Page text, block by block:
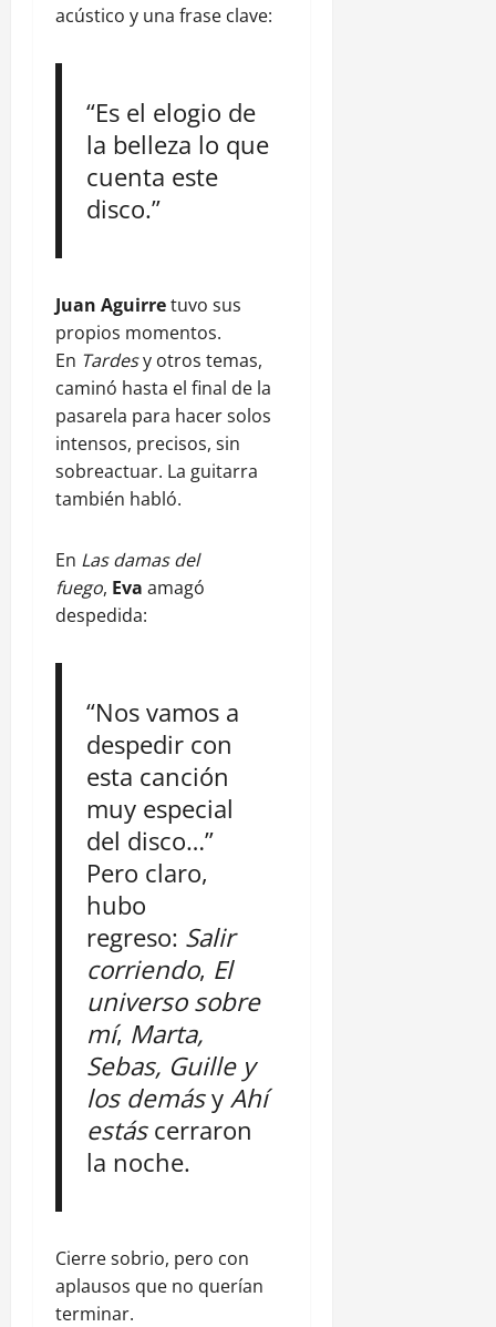
acústico y una frase clave:
“Es el elogio de
la belleza lo que
cuenta este
disco.”
Juan Aguirretuvo sus
propios momentos.
En Tardesy otros temas,
caminó hasta el final de la
pasarela para hacer solos
intensos, precisos, sin
sobreactuar. La guitarra
también habló.
En Las damas del
fuego, Eva amagó
despedida:
“Nos vamos a
despedir con
esta canción
muy especial
del disco…”
Pero claro,
hubo
regreso: Salir
corriendo, El
universo sobre
mí, Marta,
Sebas, Guille y
los demásyAhí
estáscerraron
la noche.
Cierre sobrio, pero con
aplausos que no querían
terminar.